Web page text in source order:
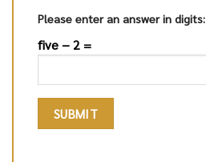
Please enter an answer in digits:
five − 2 =